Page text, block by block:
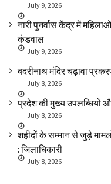
July 9, 2026
नारी पुनर्वास केंद्र में
कंडवाल
July 9, 2026
बदरीनाथ मंदिर चढ़ावा
July 8, 2026
प्रदेश की मुख्य उपलब्धियों
July 8, 2026
शहीदों के सम्मान से जुड़े
: जिलाधिकारी
July 8, 2026